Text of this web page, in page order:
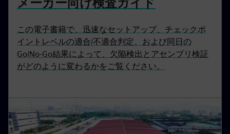
この電子書籍で、迅速なセットアップ、チェックポ
イントレベルの適合/不適合判定、および同日の
Go/No-Go結果によって、欠陥検出とアセンブリ検証
がどのように変わるかをご覧ください。